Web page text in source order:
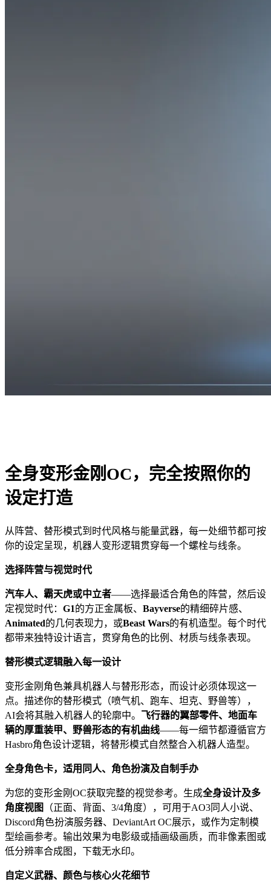
全身变形金刚OC，完全按照你的
设定打造
从阵营、替形模式到时代风格与能量武器，每一处细节都可按
你的设定呈现，机器人变形逻辑贯穿每一个螺栓与线条。
选择阵营与视觉时代
汽车人、霸天虎或中立者——选择最适合角色的阵营，然后设
定视觉时代： G1的方正金属板、 Bayverse的精细碎片感、
Animated的几何表现力，或Beast Wars的有机造型。每个时代
都带来独特设计语言，贯穿角色的比例、材质与线条表现。
替形模式逻辑融入每一设计
变形金刚角色兼具机器人与替形形态，而设计必须体现这一
点。描述你的替形模式（喷气机、跑车、坦克、野兽等），
AI会将其融入机器人的轮廓中。 飞行器的翼部零件、地面车
辆的厚重装甲、野兽形态的有机曲线——每一细节都遵循官方
Hasbro角色设计逻辑，将替形模式自然整合入机器人造型。
全身角色卡，适用同人、角色扮演及自制手办
为您的变形金刚OC获取完整的视觉参考。生成全身设计及多
角度视图
（正面、背面、3/4角度），可用于AO3同人小说、
Discord角色扮演服务器、DeviantArt OC展示，或作为定制模
型绘画参考。输出效果为电影级或插画级画质，而非像素图或
低分辨率合成图，下载无水印。
自定义武器、颜色与核心火花细节